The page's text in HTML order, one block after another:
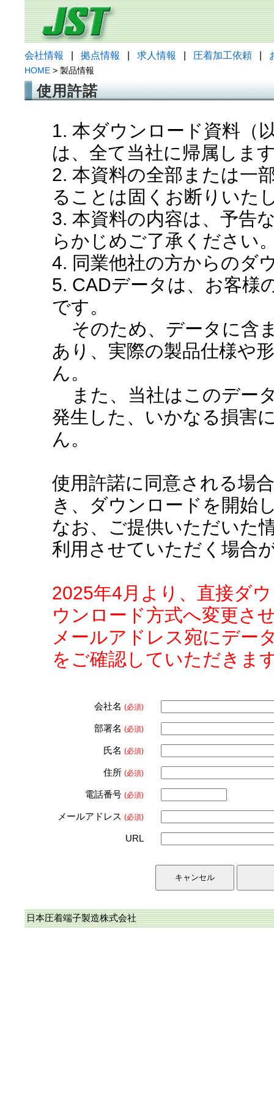
会社情報 拠点情報 求人情報 圧着加工依頼
HOME > 製品情報
使用許諾
1. 本ダウンロード資料（
は、全て当社に帰属しま
2. 本資料の全部または一
ることは固くお断りいた
3. 本資料の内容は、予告
らかじめご了承ください
4. 同業他社の方からのダ
5. CADデータは、お客様
です。
そのため、データに含
あり、実際の製品仕様や
ん。
また、当社はこのデー
発生した、いかなる損害
ん。
使用許諾に同意される場
き、ダウンロードを開始
なお、ご提供いただいた
利用させていただく場合
2025年4月より、直接ダ
ウンロード方式へ変更さ
メールアドレス宛にデー
をご確認していただきま
会社名 (必須)
部署名 (必須)
氏名 (必須)
住所 (必須)
電話番号 (必須)
メールアドレス (必須)
URL
日本圧着端子製造株式会社